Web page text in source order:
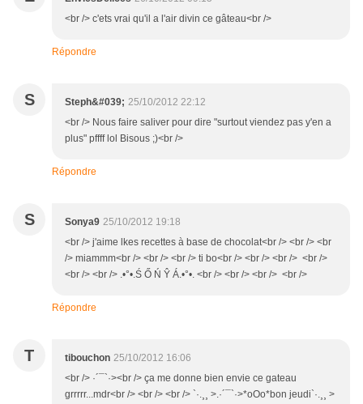
<br /> c'ets vrai qu'il a l'air divin ce gâteau<br />
Répondre
S Steph&#039; 25/10/2012 22:12
<br /> Nous faire saliver pour dire "surtout viendez pas y'en a
plus" pffff lol Bisous ;)<br />
Répondre
S Sonya9 25/10/2012 19:18
<br /> j'aime lkes recettes à base de chocolat<br /> <br /> <br
/> miammm<br /> <br /> <br /> ti bo<br /> <br /> <br /> <br />
<br /> <br /> .•°•.Ś Ő Ń Ŷ Á.•°•. <br /> <br /> <br /> <br />
Répondre
T tibouchon 25/10/2012 16:06
<br /> ·´¯`·><br /> ça me donne bien envie ce gateau
grrrrr...mdr<br /> <br /> <br /> `·.¸¸ >.·´¯`·>*oOo*bon jeudi`·.¸¸ >